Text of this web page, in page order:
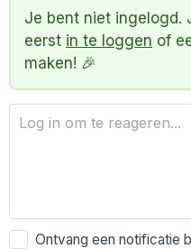
Je bent niet ingelogd.
eerst in te loggen of
maken! 🎉
Ontvang een notificatie